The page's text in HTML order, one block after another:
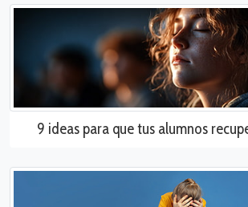
9 ideas para que tus alumnos